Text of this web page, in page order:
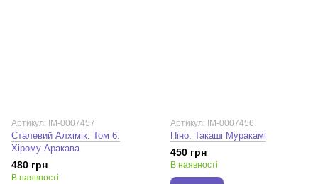
Артикул: IM-0007457
Сталевий Алхімік. Том 6.
Хірому Аракава
480 грн
В наявності
Артикул: IM-0007456
Піно. Такаші Муракамі
450 грн
В наявності